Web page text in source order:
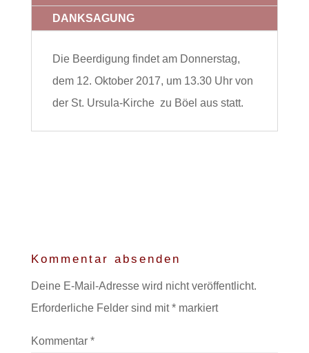
DANKSAGUNG
Die Beerdigung findet am Donnerstag,
dem 12. Oktober 2017, um 13.30 Uhr von
der St. Ursula-Kirche zu Böel aus statt.
Kommentar absenden
Deine E-Mail-Adresse wird nicht veröffentlicht.
Erforderliche Felder sind mit*markiert
Kommentar *